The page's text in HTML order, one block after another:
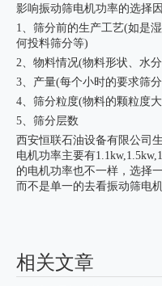
影响振动筛电机功率的选择因
1、筛分前的生产工艺(如是
何投料筛分等)
2、物料情况(物料形状、水
3、产量(每个小时的要求筛
4、筛分粒度(物料的颗粒度
5、筛分层数
西安恒联石油设备有限公司
电机功率主要有
的电机功率也不一样，选择
而不是单一的去看振动筛电机
相关文章